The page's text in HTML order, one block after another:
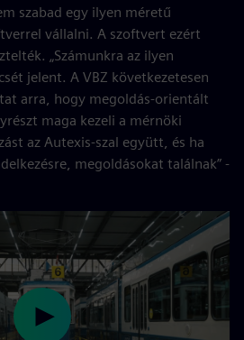
szabad egy ilyen méretű
vállalni. A szoftvert ezért
„Számunkra az ilyen
jelent. A VBZ következetesen
arra, hogy megoldás-orientált
maga kezeli a mérnöki
az Autexis-szal együtt, és ha
megoldásokat találnak” -
Play